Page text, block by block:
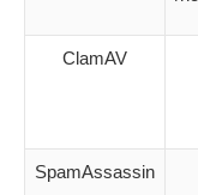
ClamAV
SpamAssassin